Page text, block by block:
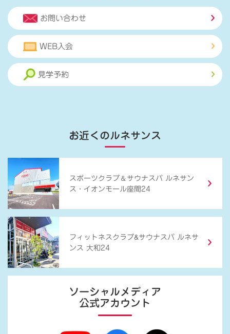
お問い合わせ
WEB入会
見学予約
お近くのルネサンス
スポーツクラブ ＆ サウナスパ ルネサン
ス・イオンモール座間24
フィットネスクラブ&サウナスパ ルネサ
ンス 大和24
ソーシャルメディア
公式アカウント